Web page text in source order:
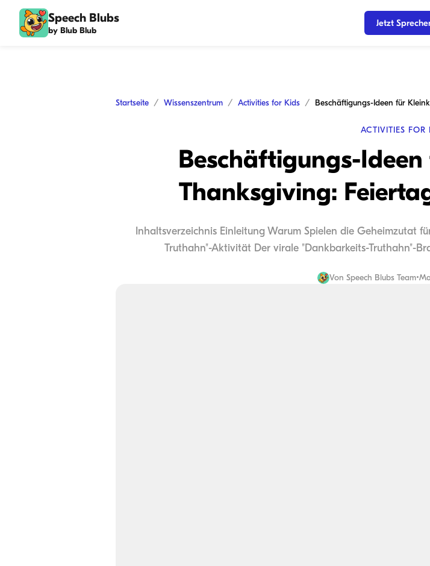
Speech Blubs
by Blub Blub
Jetzt
Startseite Wissenszentrum Activities for Kids
ACTIVITIES FOR
Beschäftigungs-
Thanksgiving:
Inhaltsverzeichnis Einleitung Warum Spielen die Geheimzutat
Truthahn"-Aktivität Der virale "Dankbarkeits-Truthahn"-
Von Speech Blubs Team•